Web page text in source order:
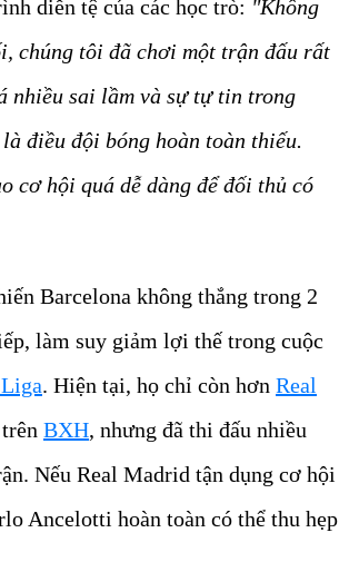
diễn tệ của các học trò: "Không
chúng tôi đã chơi một trận đấu rất
nhiều sai lầm và sự tự tin trong
điều đội bóng hoàn toàn thiếu.
cơ hội quá dễ dàng để đối thủ có
Barcelona không thắng trong 2
làm suy giảm lợi thế trong cuộc
. Hiện tại, họ chỉ còn hơn Real
BXH, nhưng đã thi đấu nhiều
Nếu Real Madrid tận dụng cơ hội
Ancelotti hoàn toàn có thể thu hẹp